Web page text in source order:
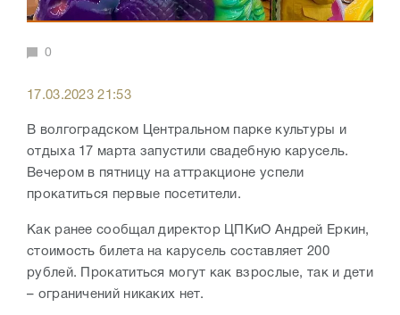
0
17.03.2023 21:53
В волгоградском Центральном парке культуры и
отдыха 17 марта запустили свадебную карусель.
Вечером в пятницу на аттракционе успели
прокатиться первые посетители.
Как ранее сообщал директор ЦПКиО Андрей Еркин,
стоимость билета на карусель составляет 200
рублей. Прокатиться могут как взрослые, так и дети
– ограничений никаких нет.